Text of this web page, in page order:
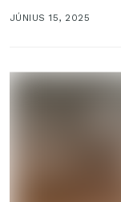
Ezért fontos, hogy...
JÚNIUS 15, 2025